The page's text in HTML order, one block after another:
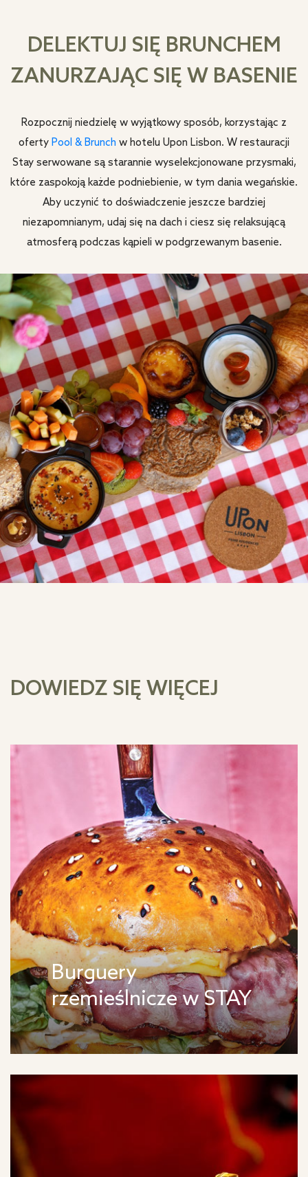
DELEKTUJ SIĘ BRUNCHEM
ZANURZAJĄC SIĘ W BASENIE
Rozpocznij niedzielę w wyjątkowy sposób, korzystając z
oferty Pool & Brunch w hotelu Upon Lisbon. W restauracji
Stay serwowane są starannie wyselekcjonowane przysmaki,
które zaspokoją każde podniebienie, w tym dania wegańskie.
Aby uczynić to doświadczenie jeszcze bardziej
niezapomnianym, udaj się na dach i ciesz się relaksującą
atmosferą podczas kąpieli w podgrzewanym basenie.
DOWIEDZ SIĘ WIĘCEJ
Burguery
rzemieślnicze w STAY